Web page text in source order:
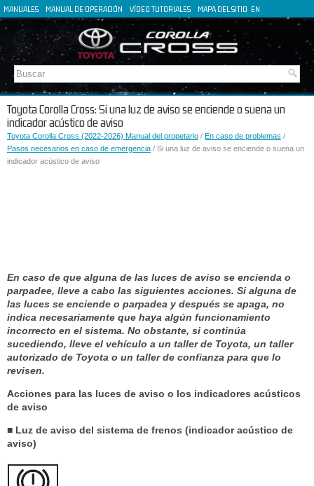
MANUALES MANUAL DE OPERACIÓN VÍDEO TUTORIALES MAPA DEL SITIO EN
FR
IT
Toyota Corolla Cross: Si una luz de aviso se enciende o suena un
indicador acústico de aviso
Toyota Corolla Cross (2022-2026) Manual del propetario / En caso de problemas /
Pasos necesarios en caso de emergencia / Si una luz de aviso se enciende o suena un
indicador acústico de aviso
En caso de que alguna de las luces de aviso se encienda o
parpadee, lleve a cabo las siguientes acciones. Si alguna de
las luces se enciende o parpadea y después se apaga, no
indica necesariamente que haya algún funcionamiento
incorrecto en el sistema. No obstante, si continúa
sucediendo, lleve el vehículo a un taller de Toyota, un taller
autorizado de Toyota o un taller de confianza para que lo
revisen.
Acciones para las luces de aviso o los indicadores acústicos
de aviso
■ Luz de aviso del sistema de frenos (indicador acústico de
aviso)